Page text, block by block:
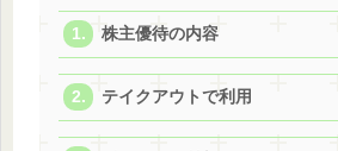
株主優待の内容
テイクアウトで利用